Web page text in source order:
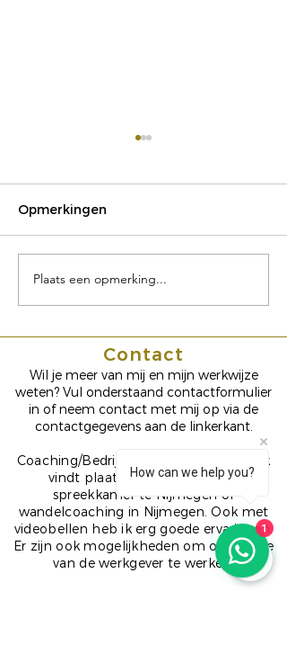
Twintigers en
Dertigers Dilemma's
Opmerkingen
Plaats een opmerking...
Contact
Wil je meer van mij en mijn werkwijze
weten? Vul onderstaand contactformulier
in of neem contact met mij op via de
contactgegevens aan de linkerkant.
Coaching/Bedrijfsmaatschappelijk werk
vindt plaats op locatie in mijn
spreekkamer te Nijmegen of
wandelcoaching in Nijmegen. Ook met
videobellen heb ik erg goede ervaringen.
Er zijn ook mogelijkheden om op locatie
van de werkgever te werken.
How can we help you?
1